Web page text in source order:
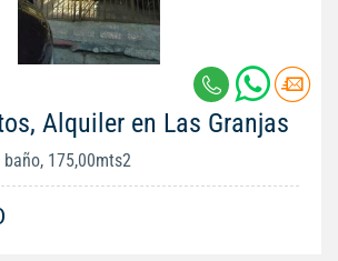
Alquiler en Las Granjas
175,00mts2